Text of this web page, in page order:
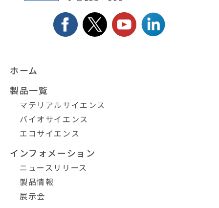
ホーム
製品一覧
マテリアルサイエンス
バイオサイエンス
エコサイエンス
インフォメーション
ニュースリリース
製品情報
展示会